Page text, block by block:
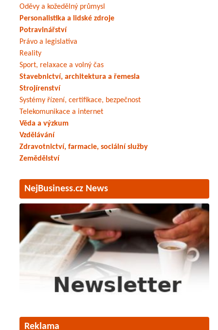
Oděvy a kožedělný průmysl
Personalistika a lidské zdroje
Potravinářství
Právo a legislativa
Reality
Sport, relaxace a volný čas
Stavebnictví, architektura a řemesla
Strojírenství
Systémy řízení, certifikace, bezpečnost
Telekomunikace a internet
Věda a výzkum
Vzdělávání
Zdravotnictví, farmacie, sociální služby
Zemědělství
NejBusiness.cz News
Reklama